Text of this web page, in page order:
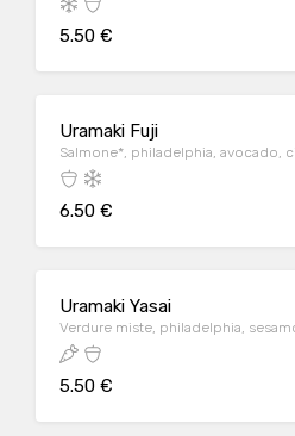
5.50 €
Uramaki Fuji
Salmone*, philadelphia, avocado,
6.50 €
Uramaki Yasai
Verdure miste, philadelphia,
5.50 €